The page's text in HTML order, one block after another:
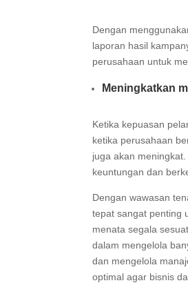
Dengan
laporan hasil
perusahaan untuk
Meningkatkan
Ketika kepuasan
ketika perusahaan
juga akan
keuntungan dan
Dengan wawasan
tepat sangat penting
menata segala
dalam mengelola
dan mengelola
optimal agar bisnis